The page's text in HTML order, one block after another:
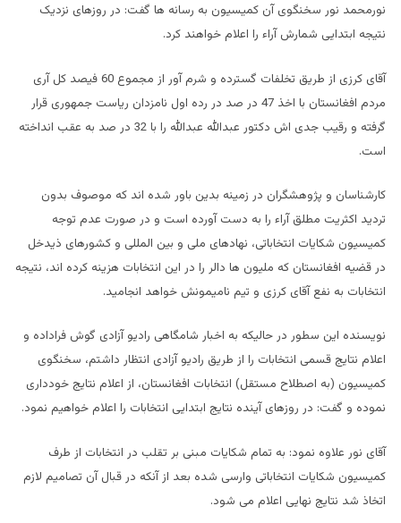
نورمحمد نور سخنگوی آن کمیسیون به رسانه ها گفت: در روزهای نزدیک
نتیجه ابتدایی شمارش آراء را اعلام خواهند کرد.
آقای کرزی از طریق تخلفات گسترده و شرم آور از مجموع 60 فیصد کل آری
مردم افغانستان با اخذ 47 در صد در رده اول نامزدان ریاست جمهوری قرار
گرفته و رقیب جدی اش دکتور عبدالله عبدالله را با 32 در صد به عقب انداخته
است.
کارشناسان و پژوهشگران در زمینه بدین باور شده اند که موصوف بدون
تردید اکثریت مطلق آراء را به دست آورده است و در صورت عدم توجه
کمیسیون شکایات انتخاباتی، نهادهای ملی و بین المللی و کشورهای ذیدخل
در قضیه افغانستان که ملیون ها دالر را در این انتخابات هزینه کرده اند، نتیجه
انتخابات به نفع آقای کرزی و تیم نامیمونش خواهد انجامید.
نویسنده این سطور در حالیکه به اخبار شامگاهی رادیو آزادی گوش فراداده و
اعلام نتایج قسمی انتخابات را از طریق رادیو آزادی انتظار داشتم، سخنگوی
کمیسیون (به اصطلاح مستقل) انتخابات افغانستان، از اعلام نتایج خودداری
نموده و گفت: در روزهای آینده نتایج ابتدایی انتخابات را اعلام خواهیم نمود.
آقای نور علاوه نمود: به تمام شکایات مبنی بر تقلب در انتخابات از طرف
کمیسیون شکایات انتخاباتی وارسی شده بعد از آنکه در قبال آن تصامیم لازم
اتخاذ شد نتایج نهایی اعلام می شود.